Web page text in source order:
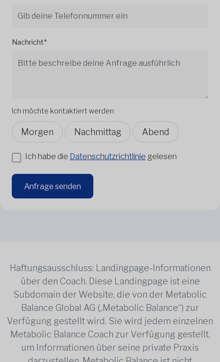
Nachricht*
Ich möchte kontaktiert werden
Morgen Nachmittag Abend
Ich habe die Datenschutzrichtlinie gelesen
Anfrage senden
Haftungsausschluss: Landingpage-Informationen
über den Coach. Diese Landingpage ist eine
Subdomain der Website, die von der Metabolic
Balance Global AG („Metabolic Balance“) zur
Verfügung gestellt wird. Sie wird jedem einzelnen
Metabolic Balance Coach zur Verfügung gestellt,
um Informationen über seine private Praxis